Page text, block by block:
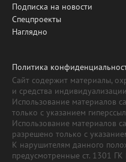
Подписка на новости
Спецпроекты
Наглядно
Политика
Сайт содержит материалы,
и средства
Использование материалов
только с указанием
Использование материалов
разрешено только с
К нарушителям данного
предусмотренные ст. 1301